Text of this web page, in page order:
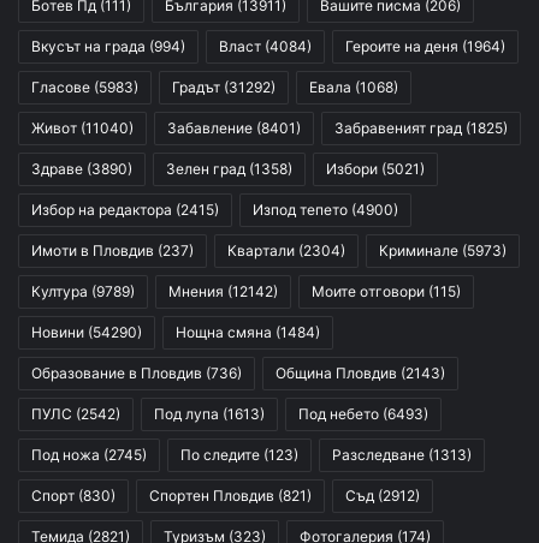
Ботев Пд (111) България (13911) Вашите писма (206)
Вкусът на града (994) Власт (4084) Героите на деня (1964)
Гласове (5983) Градът (31292) Евала (1068)
Живот (11040) Забавление (8401) Забравеният град (1825)
Здраве (3890) Зелен град (1358) Избори (5021)
Избор на редактора (2415) Изпод тепето (4900)
Имоти в Пловдив (237) Квартали (2304) Криминале (5973)
Култура (9789) Мнения (12142) Моите отговори (115)
Новини (54290) Нощна смяна (1484)
Образование в Пловдив (736) Община Пловдив (2143)
ПУЛС (2542) Под лупа (1613) Под небето (6493)
Под ножа (2745) По следите (123) Разследване (1313)
Спорт (830) Спортен Пловдив (821) Съд (2912)
Темида (2821) Туризъм (323) Фотогалерия (174)